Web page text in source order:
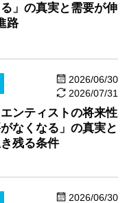
る」の真実と需要が伸
路
2026/06/30
2026/07/31
ンティストの将来性
なくなる」の真実と
残る条件
2026/06/30